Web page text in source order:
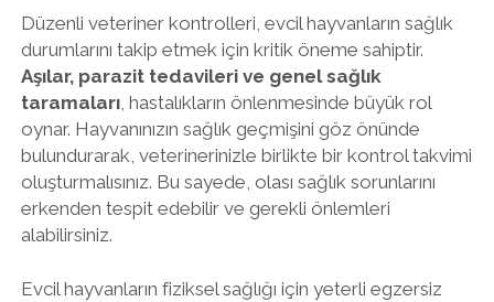
Düzenli veteriner kontrolleri, evcil hayvanların sağlık
durumlarını takip etmek için kritik öneme sahiptir.
Aşılar, parazit tedavileri ve genel sağlık
taramaları, hastalıkların önlenmesinde büyük rol
oynar. Hayvanınızın sağlık geçmişini göz önünde
bulundurarak, veterinerinizle birlikte bir kontrol takvimi
oluşturmalısınız. Bu sayede, olası sağlık sorunlarını
erkenden tespit edebilir ve gerekli önlemleri
alabilirsiniz.
Evcil hayvanların fiziksel sağlığı için yeterli egzersiz